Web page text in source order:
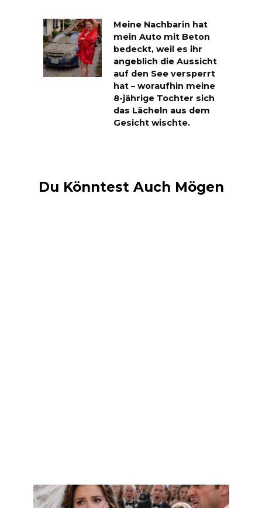
Meine Nachbarin hat
mein Auto mit Beton
bedeckt, weil es ihr
angeblich die Aussicht
auf den See versperrt
hat – woraufhin meine
8-jährige Tochter sich
das Lächeln aus dem
Gesicht wischte.
Du Könntest Auch Mögen